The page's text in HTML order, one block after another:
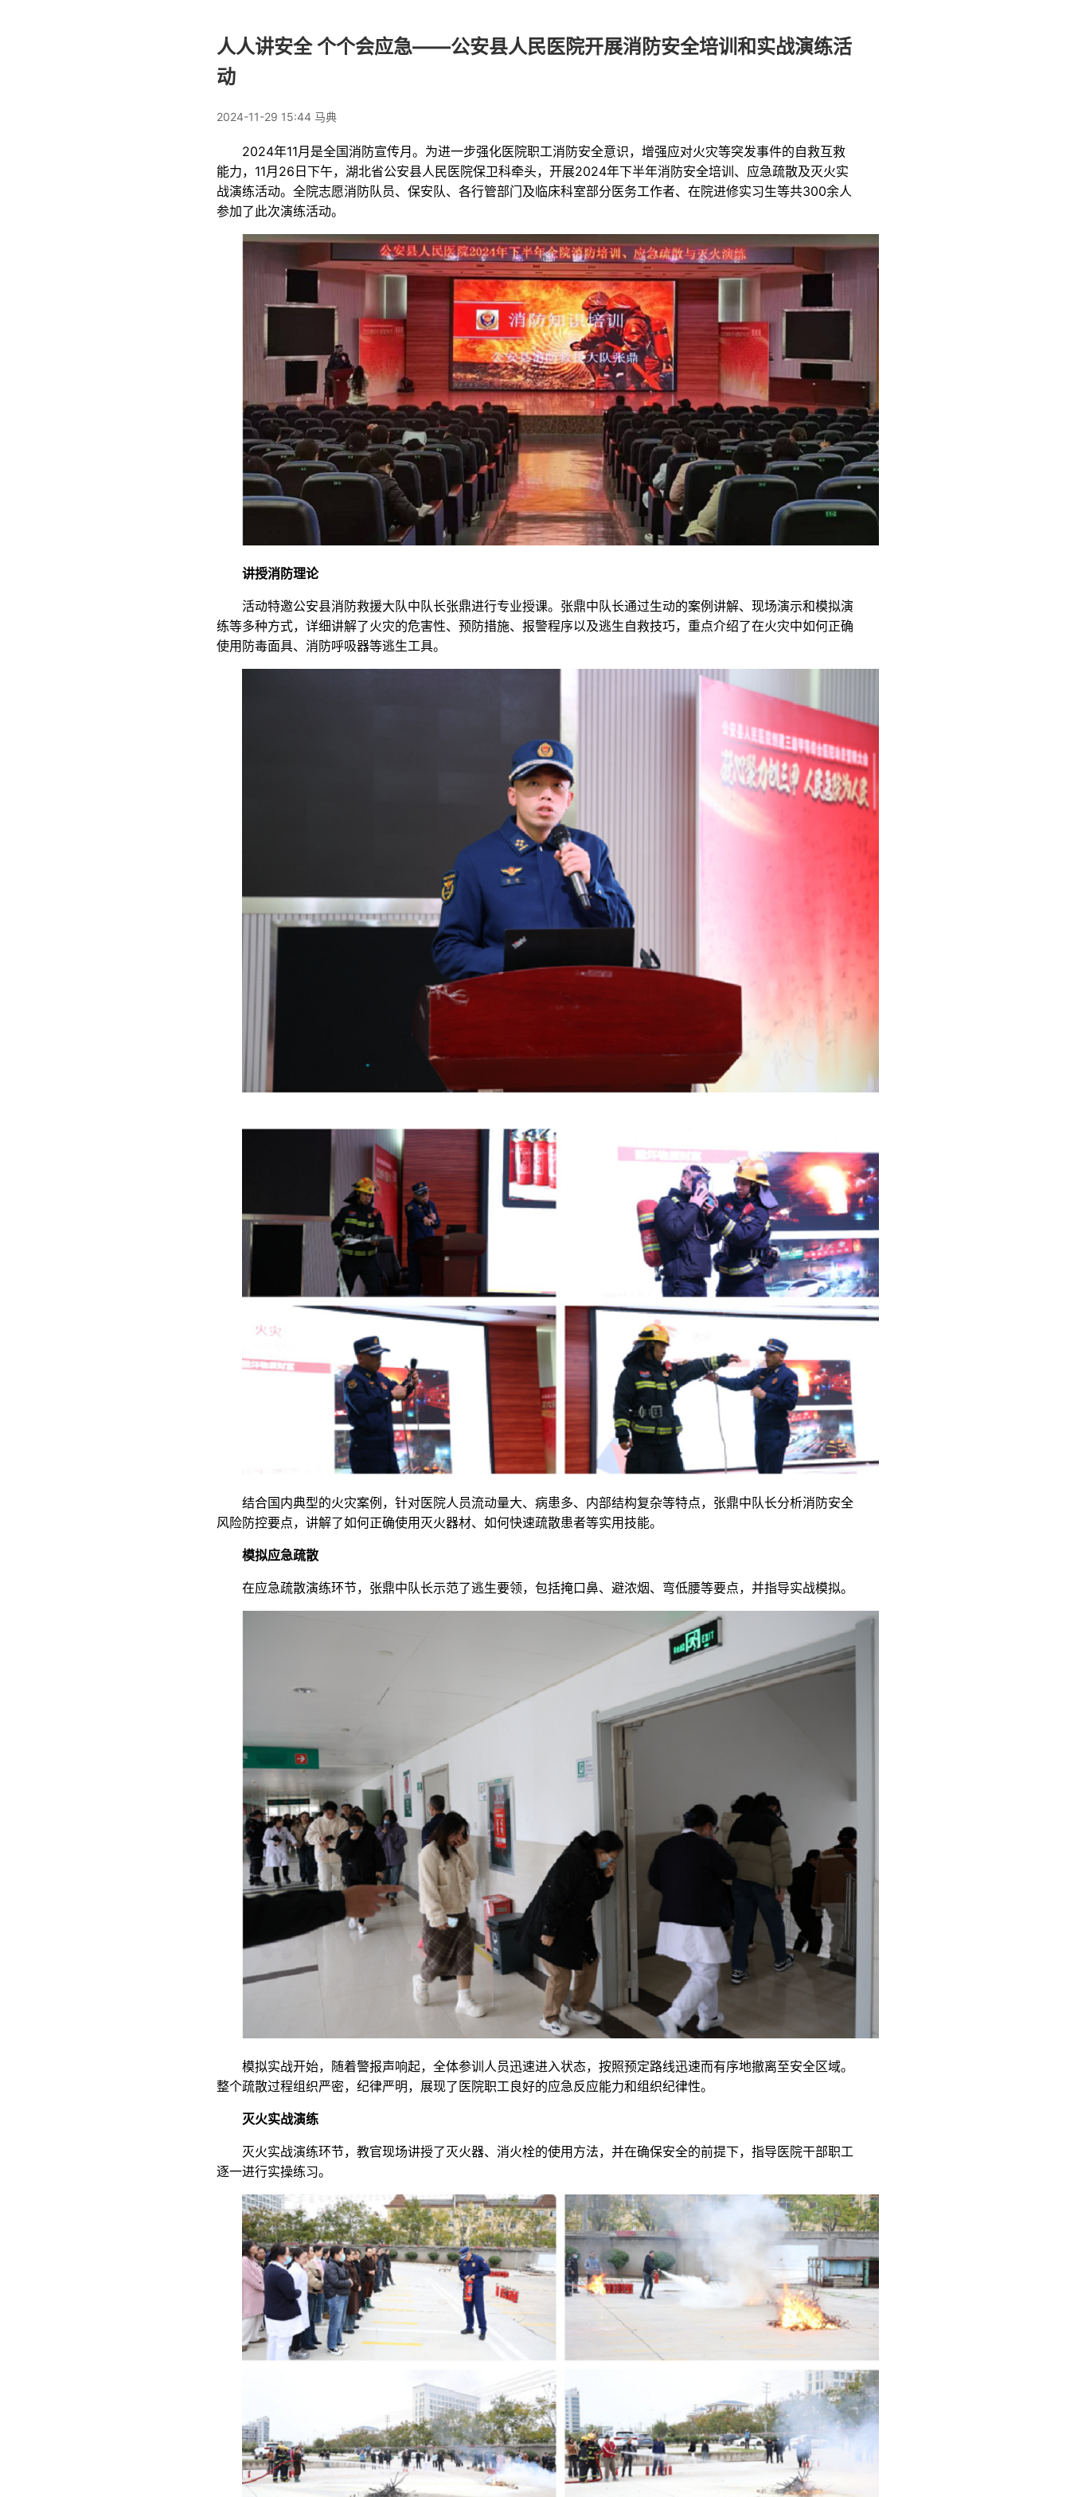
人人讲安全 个个会应急——公安县人民医院开展消防安全培训和实战演练活
动
2024-11-29 15:44 马典
2024年11月是全国消防宣传月。为进一步强化医院职工消防安全意识，增强应对火灾等突发事件的自救互救
能力，11月26日下午，湖北省公安县人民医院保卫科牵头，开展2024年下半年消防安全培训、应急疏散及灭火实
战演练活动。全院志愿消防队员、保安队、各行管部门及临床科室部分医务工作者、在院进修实习生等共300余人
参加了此次演练活动。
讲授消防理论
活动特邀公安县消防救援大队中队长张鼎进行专业授课。张鼎中队长通过生动的案例讲解、现场演示和模拟演
练等多种方式，详细讲解了火灾的危害性、预防措施、报警程序以及逃生自救技巧，重点介绍了在火灾中如何正确
使用防毒面具、消防呼吸器等逃生工具。
结合国内典型的火灾案例，针对医院人员流动量大、病患多、内部结构复杂等特点，张鼎中队长分析消防安全
风险防控要点，讲解了如何正确使用灭火器材、如何快速疏散患者等实用技能。
模拟应急疏散
在应急疏散演练环节，张鼎中队长示范了逃生要领，包括掩口鼻、避浓烟、弯低腰等要点，并指导实战模拟。
模拟实战开始，随着警报声响起，全体参训人员迅速进入状态，按照预定路线迅速而有序地撤离至安全区域。
整个疏散过程组织严密，纪律严明，展现了医院职工良好的应急反应能力和组织纪律性。
灭火实战演练
灭火实战演练环节，教官现场讲授了灭火器、消火栓的使用方法，并在确保安全的前提下，指导医院干部职工
逐一进行实操练习。